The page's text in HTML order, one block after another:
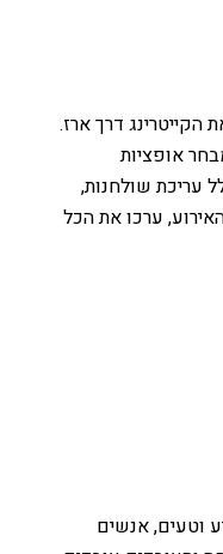
הקייטרינג דרך ארז.
אופציות
עריכת שולחנות,
ערכו את הכל
וטעים, אנשים